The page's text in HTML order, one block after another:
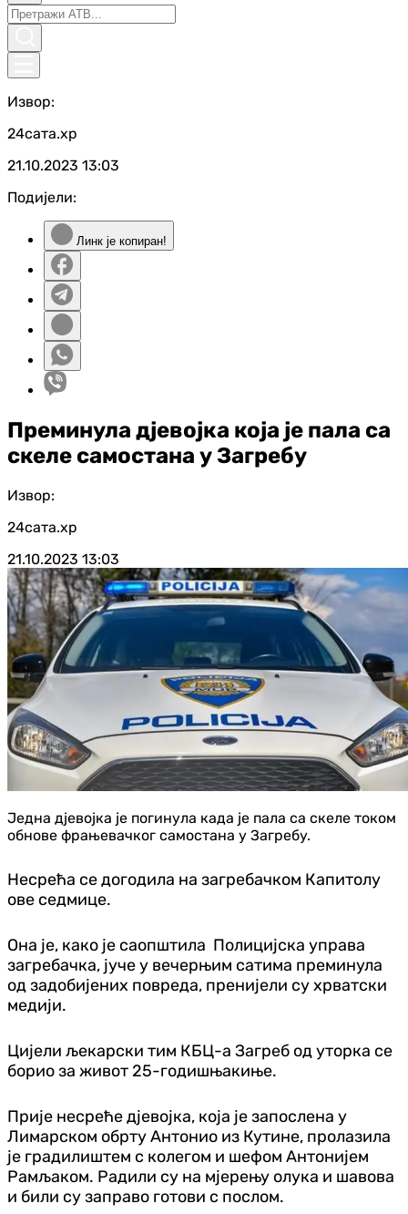
Извор:
24сата.хр
21.10.2023 13:03
Подијели:
Линк је копиран!
Преминула дјевојка која је пала са
скеле самостана у Загребу
Извор:
24сата.хр
21.10.2023 13:03
Једна дјевојка је погинула када је пала са скеле током
обнове фрањевачког самостана у Загребу.
Несрећа се догодила на загребачком Капитолу
ове седмице.
Она је, како је саопштила Полицијска управа
загребачка, јуче у вечерњим сатима преминула
од задобијених повреда, пренијели су хрвaтски
медији.
Цијели љекарски тим КБЦ-а Загреб од уторка се
борио за живот 25-годишњакиње.
Прије несреће д‌јевојка, која је запослена у
Лимарском обрту Антонио из Кутине, пролазила
је градилиштем с колегом и шефом Антонијем
Рамљаком. Радили су на мјерењу олука и шавова
и били су заправо готови с послом.